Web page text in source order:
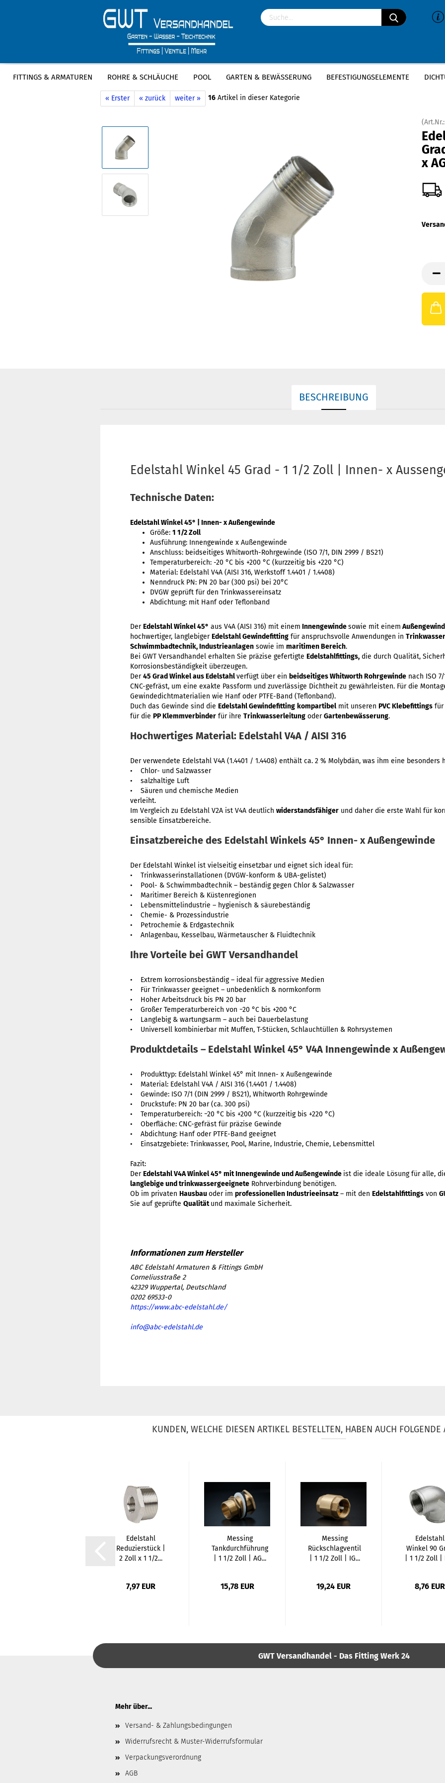
FITTINGS & ARMATUREN ROHRE & SCHLÄUCHE POOL GARTEN & BEWÄSSERUNG BEFESTIGUNGSELEMENTE
Startseite » Fittings & Armaturen » Edelstahl Gewindefittings » Edelstahl Winkel 45 Grad » Edelstahl Winkel
« Erster « zurück weiter » 16 Artikel in dieser Kategorie
(Art.Nr.:
x
BESCHREIBUNG
Edelstahl Winkel 45 Grad - 1 1/2 Zoll | Innen- x
Technische Daten:
Edelstahl Winkel 45° | Innen- x Außengewinde
Größe: 1 1/2 Zoll
Ausführung: Innengewinde x Außengewinde
Anschluss: beidseitiges Whitworth-Rohrgewinde (ISO 7/1, DIN 2999 / BS21)
Temperaturbereich: -20 °C bis +200 °C (kurzzeitig bis +220 °C)
Material: Edelstahl V4A (AISI 316, Werkstoff 1.4401 / 1.4408)
Nenndruck PN: PN 20 bar (300 psi) bei 20°C
DVGW geprüft für den Trinkwassereinsatz
Abdichtung: mit Hanf oder Teflonband
DerEdelstahl Winkel 45° aus V4A (AISI 316) mit einem Innengewindesowie mit einem
hochwertiger, langlebigerEdelstahl Gewindefitting für anspruchsvolle Anwendungen in
Schwimmbadtechnik, Industrieanlagen sowie im maritimen Bereich.
Bei GWT Versandhandel erhalten Sie präzise gefertigte Edelstahlfittings, die durch Qualität,
Korrosionsbeständigkeit überzeugen.
Der45 Grad Winkel aus Edelstahlverfügt über ein beidseitiges Whitworth Rohrgewinde nach ISO
CNC-gefräst, um eine exakte Passform und zuverlässige Dichtheit zu gewährleisten. Für die
Gewindedichtmaterialien wie Hanf oder PTFE-Band (Teflonband).
Duch das Gewinde sind die Edelstahl Gewindefitting kompartibel mit unseren PVC Klebefittings für
für die PP Klemmverbinder für ihre Trinkwasserleitung oderGartenbewässerung.
Hochwertiges Material: Edelstahl V4A / AISI 316
Der verwendete Edelstahl V4A (1.4401 / 1.4408) enthält ca. 2 % Molybdän, was ihm eine besonders
• Chlor- und Salzwasser
• salzhaltige Luft
• Säuren und chemische Medien
verleiht.
Im Vergleich zu Edelstahl V2A ist V4A deutlich widerstandsfähiger und daher die erste Wahl für
sensible Einsatzbereiche.
Einsatzbereiche des Edelstahl Winkels 45° Innen- x Außengewinde
Der Edelstahl Winkel ist vielseitig einsetzbar und eignet sich ideal für:
• Trinkwasserinstallationen (DVGW-konform & UBA-gelistet)
• Pool- & Schwimmbadtechnik – beständig gegen Chlor & Salzwasser
• Maritimer Bereich & Küstenregionen
• Lebensmittelindustrie – hygienisch & säurebeständig
• Chemie- & Prozessindustrie
• Petrochemie & Erdgastechnik
• Anlagenbau, Kesselbau, Wärmetauscher & Fluidtechnik
Ihre Vorteile bei GWT Versandhandel
• Extrem korrosionsbeständig – ideal für aggressive Medien
• Für Trinkwasser geeignet – unbedenklich & normkonform
• Hoher Arbeitsdruck bis PN 20 bar
• Großer Temperaturbereich von −20 °C bis +200 °C
• Langlebig & wartungsarm – auch bei Dauerbelastung
• Universell kombinierbar mit Muffen, T-Stücken, Schlauchtüllen & Rohrsystemen
Produktdetails – Edelstahl Winkel 45° V4A Innengewinde x
• Produkttyp: Edelstahl Winkel 45° mit Innen- x Außengewinde
• Material: Edelstahl V4A / AISI 316 (1.4401 / 1.4408)
• Gewinde: ISO 7/1 (DIN 2999 / BS21), Whitworth Rohrgewinde
• Druckstufe: PN 20 bar (ca. 300 psi)
• Temperaturbereich: −20 °C bis +200 °C (kurzzeitig bis +220 °C)
• Oberfläche: CNC-gefräst für präzise Gewinde
• Abdichtung: Hanf oder PTFE-Band geeignet
• Einsatzgebiete: Trinkwasser, Pool, Marine, Industrie, Chemie, Lebensmittel
Fazit:
DerEdelstahl V4A Winkel 45° mit Innengewinde und Außengewinde ist die ideale Lösung für alle,
langlebige und trinkwassergeeignete Rohrverbindung benötigen.
Ob im privaten Hausbauoder im professionellen Industrieeinsatz– mit den Edelstahlfittings von
Sie auf geprüfte Qualitätund maximale Sicherheit.
ABC Edelstahl Armaturen & Fittings GmbH
Corneliusstraße 2
42329 Wuppertal, Deutschland
0202 69533-0
https://www.abc-edelstahl.de/
info@abc-edelstahl.de
KUNDEN, WELCHE DIESEN ARTIKEL BESTELLTEN, HABEN AUCH FOLGENDE
Edelstahl
Reduzierstück |
2 Zoll x 1 1/2...
7,97 EUR
Messing
Tankdurchführung
| 1 1/2 Zoll | AG...
15,78 EUR
Messing
Rückschlagventil
| 1 1/2 Zoll | IG...
19,24 EUR
Edelstahl
Winkel 90
| 1 1/2 Zoll |
8,76 EUR
GWT Versandhandel - Das Fitting Werk 24
Mehr über...
Versand- & Zahlungsbedingungen
Widerrufsrecht & Muster-Widerrufsformular
Verpackungsverordnung
AGB